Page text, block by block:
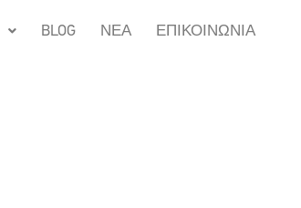
BLOG ΝΕΑ ΕΠΙΚΟΙΝΩΝΙΑ